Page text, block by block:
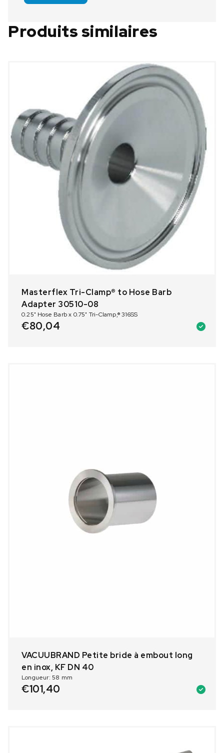
Produits similaires
Masterflex Tri-Clamp® to Hose Barb
Adapter 30510-08
0.25" Hose Barb x 0.75" Tri-Clamp,® 316SS
€80,04
VACUUBRAND Petite bride à embout long
en inox, KF DN 40
Longueur: 58 mm
€101,40